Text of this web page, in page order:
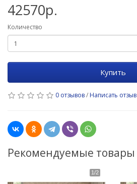
42570р.
Количество
Купить
0 отзывов/ Написать отзыв
Рекомендуемые товары